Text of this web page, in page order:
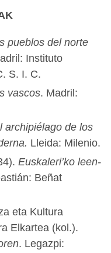
pueblos del norte
Instituto
S. I. C.
vascos. Madril:
archipiélago de los
Lleida: Milenio.
Euskaleri’ko leen-
Beñat
eta Kultura
Elkartea (kol.).
. Legazpi: